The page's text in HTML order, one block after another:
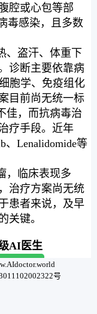
腔或心包等部
毒感染，且多数
、盗汗、体重下
诊断主要依靠病
胞学、免疫组化
目前尚无统一标
佳，而抗病毒治
疗手段。近年
、Lenalidomide等
，临床表现多
治疗方案尚无统
患者来说，及早
关键。
AI医生
号